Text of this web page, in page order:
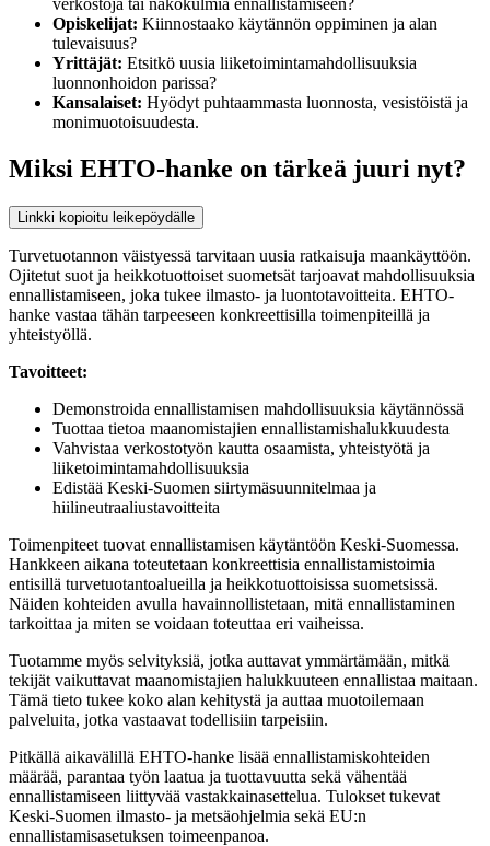
Opiskelijat: Kiinnostaako käytännön oppiminen ja alan
tulevaisuus?
Yrittäjät: Etsitkö uusia liiketoimintamahdollisuuksia
luonnonhoidon parissa?
Kansalaiset: Hyödyt puhtaammasta luonnosta, vesistöistä ja
monimuotoisuudesta.
Miksi EHTO-hanke on tärkeä juuri nyt?
Linkki kopioitu leikepöydälle
Turvetuotannon väistyessä tarvitaan uusia ratkaisuja maankäyttöön.
Ojitetut suot ja heikkotuottoiset suometsät tarjoavat mahdollisuuksia
ennallistamiseen, joka tukee ilmasto- ja luontotavoitteita. EHTO-
hanke vastaa tähän tarpeeseen konkreettisilla toimenpiteillä ja
yhteistyöllä.
Tavoitteet:
Demonstroida ennallistamisen mahdollisuuksia käytännössä
Tuottaa tietoa maanomistajien ennallistamishalukkuudesta
Vahvistaa verkostotyön kautta osaamista, yhteistyötä ja
liiketoimintamahdollisuuksia
Edistää Keski-Suomen siirtymäsuunnitelmaa ja
hiilineutraaliustavoitteita
Toimenpiteet tuovat ennallistamisen käytäntöön Keski-Suomessa.
Hankkeen aikana toteutetaan konkreettisia ennallistamistoimia
entisillä turvetuotantoalueilla ja heikkotuottoisissa suometsissä.
Näiden kohteiden avulla havainnollistetaan, mitä ennallistaminen
tarkoittaa ja miten se voidaan toteuttaa eri vaiheissa.
Tuotamme myös selvityksiä, jotka auttavat ymmärtämään, mitkä
tekijät vaikuttavat maanomistajien halukkuuteen ennallistaa maitaan.
Tämä tieto tukee koko alan kehitystä ja auttaa muotoilemaan
palveluita, jotka vastaavat todellisiin tarpeisiin.
Pitkällä aikavälillä EHTO-hanke lisää ennallistamiskohteiden
määrää, parantaa työn laatua ja tuottavuutta sekä vähentää
ennallistamiseen liittyvää vastakkainasettelua. Tulokset tukevat
Keski-Suomen ilmasto- ja metsäohjelmia sekä EU:n
ennallistamisasetuksen toimeenpanoa.